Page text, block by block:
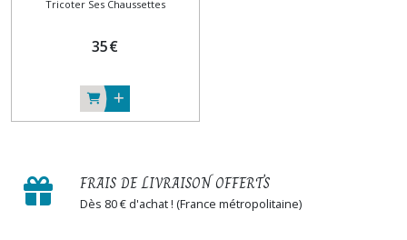
2026 14h-17h
Tricoter Ses Chaussettes
35€
FRAIS DE LIVRAISON OFFERTS
Dès 80 € d'achat ! (France métropolitaine)